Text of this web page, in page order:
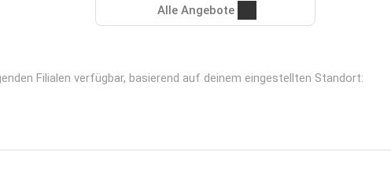
Alle Angebote
Filialen verfügbar, basierend auf deinem eingestellten Standort: